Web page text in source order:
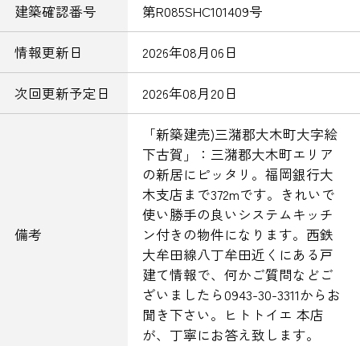
建築確認番号 第R085SHC101409号
情報更新日 2026年08月06日
次回更新予定日 2026年08月20日
備考
「新築建売)三潴郡大木町大字絵
下古賀」：三潴郡大木町エリア
の新居にピッタリ。福岡銀行大
木支店まで372mです。きれいで
使い勝手の良いシステムキッチ
ン付きの物件になります。西鉄
大牟田線八丁牟田近くにある戸
建て情報で、何かご質問などご
ざいましたら0943-30-3311からお
聞き下さい。ヒトトイエ 本店
が、丁寧にお答え致します。